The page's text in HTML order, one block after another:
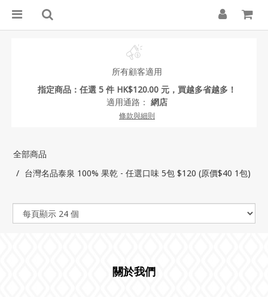
所有顧客適用
指定商品：任選 5 件 HK$120.00 元，買越多省越多！
適用通路： 網店
條款與細則
全部商品
台灣名品泰泉 100% 果乾 - 任選口味 5包 $120 (原價$40 1包)
關於我們